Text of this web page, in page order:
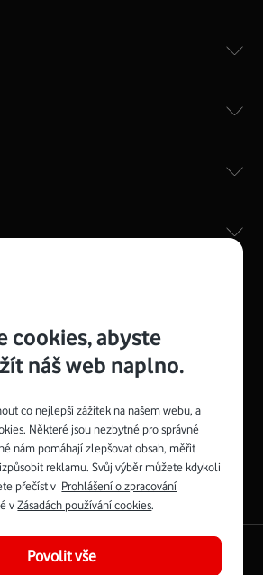
se s Vodafonem
X
profil
Instagram
profil
Youtube
profil
Vodafone
TV
Facebook
LinkedIn
profil
English|Mapa webu
Recruitment
Academy
logo
Top
odpovědná
roku
2024
Platinové
ocenění
EcoVadis
2025
Award
má
První
zelenou
síť
cookies, abyste
náš web naplno.
co nejlepší zážitek na našem webu, a
Některé jsou nezbytné pro správné
nám pomáhají zlepšovat obsah, měřit
reklamu. Svůj výběr můžete kdykoli
přečíst v Prohlášení o zpracování
vZásadách používání cookies.
Povolit vše